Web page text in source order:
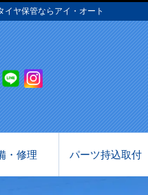
ヤ保管ならアイ・オート
・修理 パーツ持込取付